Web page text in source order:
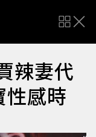
辣妻代
感時